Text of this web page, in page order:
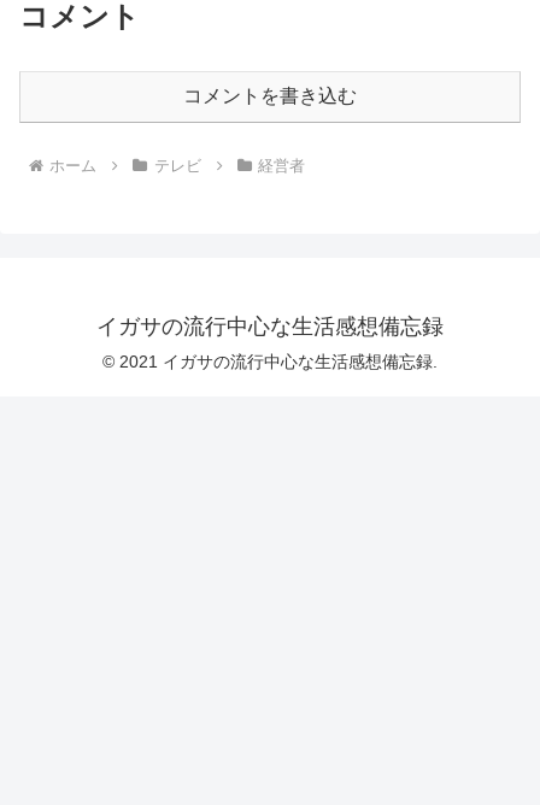
コメント
コメントを書き込む
ホーム テレビ 経営者
イガサの流行中心な生活感想備忘録
© 2021 イガサの流行中心な生活感想備忘録.